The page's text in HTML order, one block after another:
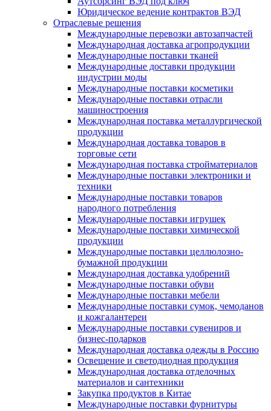
Юридическое ведение контрактов ВЭД
Отраслевые решения
Международные перевозки автозапчастей
Международная доставка агропродукции
Международные поставки тканей
Международные доставки продукции
индустрии моды
Международные поставки косметики
Международные поставки отрасли
машиностроения
Международная поставка металлургической
продукции
Международная доставка товаров в
торговые сети
Международная поставка стройматериалов
Международные поставки электроники и
техники
Международные поставки товаров
народного потребления
Международные поставки игрушек
Международные поставки химической
продукции
Международные поставки целлюлозно-
бумажной продукции
Международная доставка удобрений
Международные поставки обуви
Международные поставки мебели
Международные поставки сумок, чемоданов
и кожгалантереи
Международные поставки сувениров и
бизнес-подарков
Международная доставка одежды в Россию
Освещение и светодиодная продукция
Международная доставка отделочных
материалов и сантехники
Закупка продуктов в Китае
Международные поставки фурнитуры